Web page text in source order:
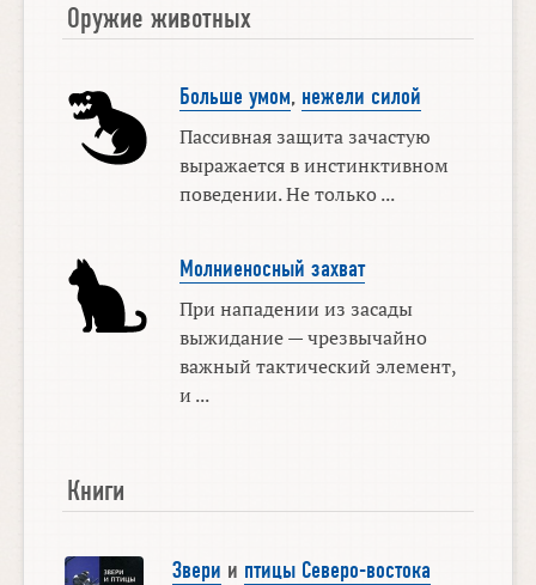
Оружие животных
Больше умом, нежели силой
Пассивная защита зачастую
выражается в инстинктивном
поведении. Не только ...
Молниеносный захват
При нападении из засады
выжидание — чрезвычайно
важный тактический элемент,
и ...
Книги
Звери и птицы Северо-востока